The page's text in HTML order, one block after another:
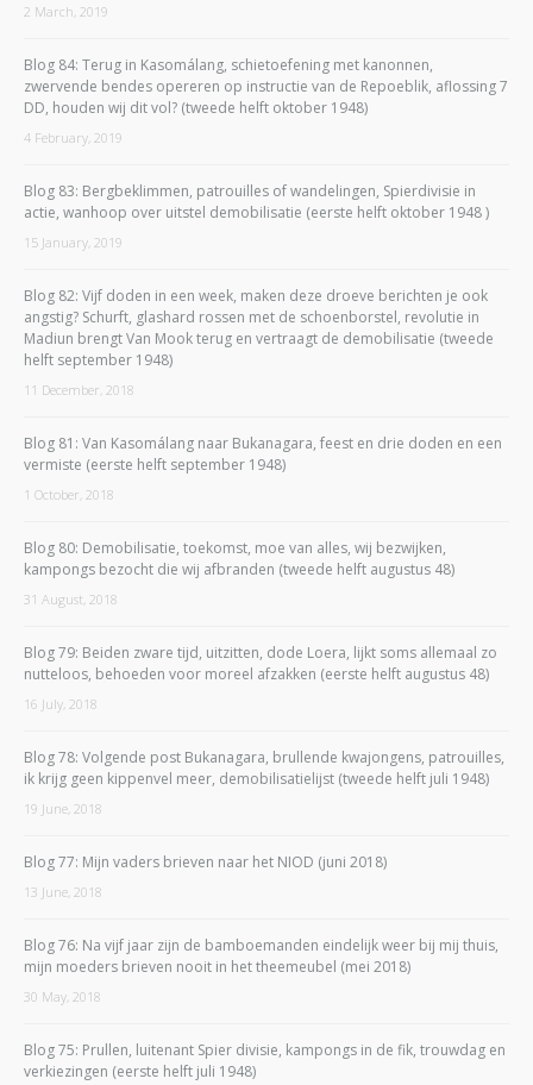
2 March, 2019
Blog 84: Terug in Kasomálang, schietoefening met kanonnen,
zwervende bendes opereren op instructie van de Repoeblik, aflossing 7
DD, houden wij dit vol? (tweede helft oktober 1948)
4 February, 2019
Blog 83: Bergbeklimmen, patrouilles of wandelingen, Spierdivisie in
actie, wanhoop over uitstel demobilisatie (eerste helft oktober 1948 )
15 January, 2019
Blog 82: Vijf doden in een week, maken deze droeve berichten je ook
angstig? Schurft, glashard rossen met de schoenborstel, revolutie in
Madiun brengt Van Mook terug en vertraagt de demobilisatie (tweede
helft september 1948)
11 December, 2018
Blog 81: Van Kasomálang naar Bukanagara, feest en drie doden en een
vermiste (eerste helft september 1948)
1 October, 2018
Blog 80: Demobilisatie, toekomst, moe van alles, wij bezwijken,
kampongs bezocht die wij afbranden (tweede helft augustus 48)
31 August, 2018
Blog 79: Beiden zware tijd, uitzitten, dode Loera, lijkt soms allemaal zo
nutteloos, behoeden voor moreel afzakken (eerste helft augustus 48)
16 July, 2018
Blog 78: Volgende post Bukanagara, brullende kwajongens, patrouilles,
ik krijg geen kippenvel meer, demobilisatielijst (tweede helft juli 1948)
19 June, 2018
Blog 77: Mijn vaders brieven naar het NIOD (juni 2018)
13 June, 2018
Blog 76: Na vijf jaar zijn de bamboemanden eindelijk weer bij mij thuis,
mijn moeders brieven nooit in het theemeubel (mei 2018)
30 May, 2018
Blog 75: Prullen, luitenant Spier divisie, kampongs in de fik, trouwdag en
verkiezingen (eerste helft juli 1948)